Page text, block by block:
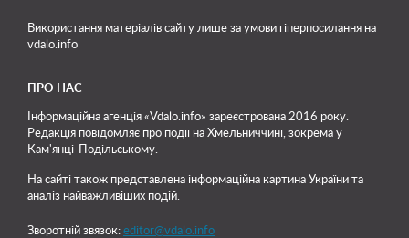
Використання матеріалів сайту лише за умови гіперпосилання на
vdalo.info
ПРО НАС
Інформаційна агенція «Vdalo.info» зареєстрована 2016 року.
Редакція повідомляє про події на Хмельниччині, зокрема у
Кам'янці-Подільському.
На сайті також представлена інформаційна картина України та
аналіз найважливіших подій.
Зворотній звязок: editor@vdalo.info